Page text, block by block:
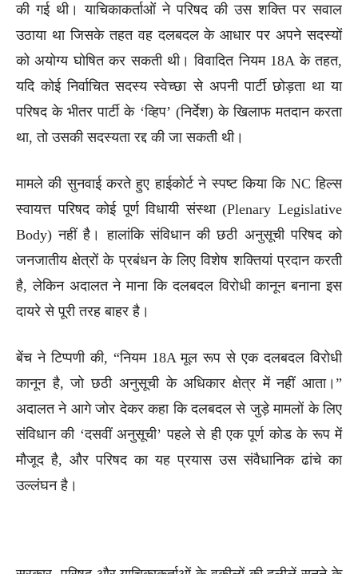
की गई थी। याचिकाकर्ताओं ने परिषद की उस शक्ति पर सवाल
उठाया था जिसके तहत वह दलबदल के आधार पर अपने सदस्यों
को अयोग्य घोषित कर सकती थी। विवादित नियम 18A के तहत,
यदि कोई निर्वाचित सदस्य स्वेच्छा से अपनी पार्टी छोड़ता था या
परिषद के भीतर पार्टी के ‘व्हिप’ (निर्देश) के खिलाफ मतदान करता
था, तो उसकी सदस्यता रद्द की जा सकती थी।
मामले की सुनवाई करते हुए हाईकोर्ट ने स्पष्ट किया कि NC हिल्स
स्वायत्त परिषद कोई पूर्ण विधायी संस्था (Plenary Legislative
Body) नहीं है। हालांकि संविधान की छठी अनुसूची परिषद को
जनजातीय क्षेत्रों के प्रबंधन के लिए विशेष शक्तियां प्रदान करती
है, लेकिन अदालत ने माना कि दलबदल विरोधी कानून बनाना इस
दायरे से पूरी तरह बाहर है।
बेंच ने टिप्पणी की, “नियम 18A मूल रूप से एक दलबदल विरोधी
कानून है, जो छठी अनुसूची के अधिकार क्षेत्र में नहीं आता।”
अदालत ने आगे जोर देकर कहा कि दलबदल से जुड़े मामलों के लिए
संविधान की ‘दसवीं अनुसूची’ पहले से ही एक पूर्ण कोड के रूप में
मौजूद है, और परिषद का यह प्रयास उस संवैधानिक ढांचे का
उल्लंघन है।